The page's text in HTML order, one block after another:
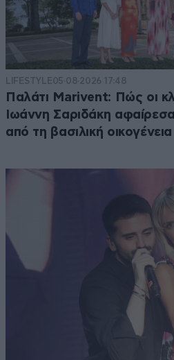
LIFESTYLE05·08·2026 17:48
Παλάτι Marivent: Πώς οι
Ιωάννη Σαριδάκη
από τη βασιλική